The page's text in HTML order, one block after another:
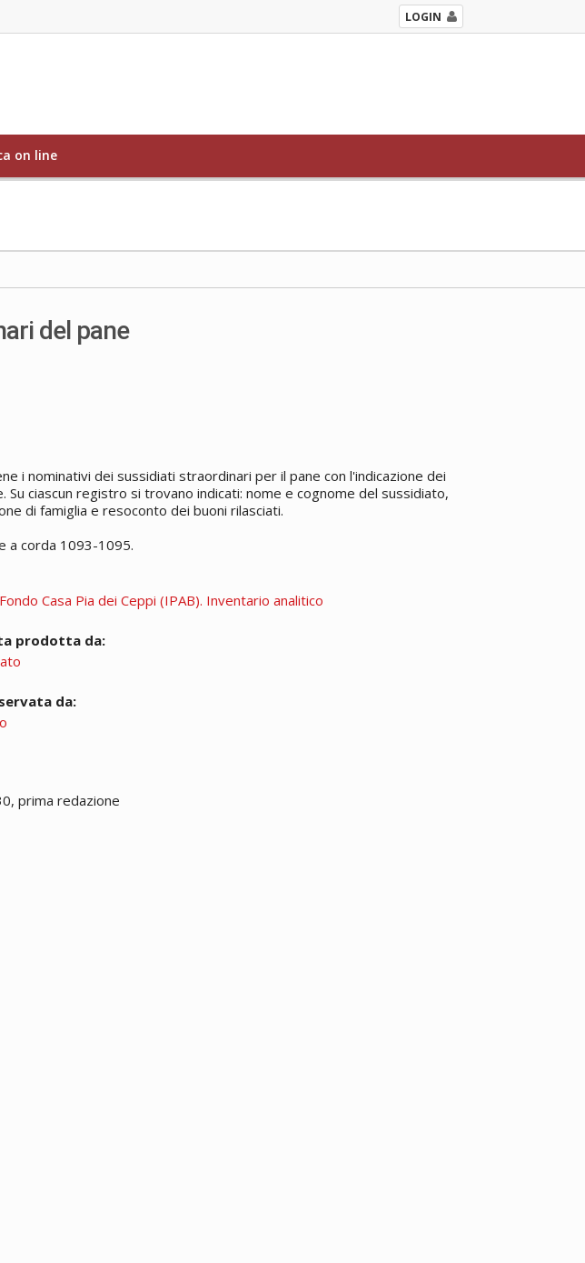
LOGIN
on line
del pane
i nominativi dei sussidiati straordinari per il pane con l'indicazione dei
Su ciascun registro si trovano indicati: nome e cognome del sussidiato,
di famiglia e resoconto dei buoni rilasciati.
a corda 1093-1095.
Fondo Casa Pia dei Ceppi (IPAB). Inventario analitico
prodotta da:
da:
prima redazione